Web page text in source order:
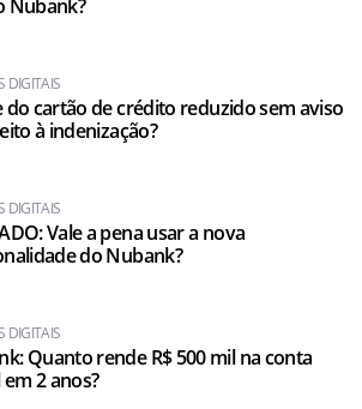
Nubank?
DIGITAIS
do cartão de crédito reduzido sem aviso
à indenização?
DIGITAIS
Vale a pena usar a nova
do Nubank?
DIGITAIS
Quanto rende R$ 500 mil na conta
2 anos?